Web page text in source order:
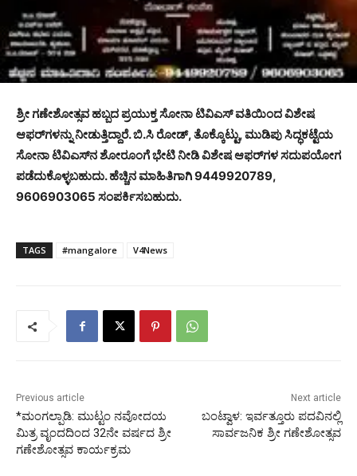
ಶ್ರೀ ಗಣೇಶೋತ್ಸವ ಹಬ್ಬದ ಪ್ರಯುಕ್ತ ಸೋನಾ ಟಿವಿಎಸ್ ವತಿಯಿಂದ ವಿಶೇಷ
ಆಫರ್‌ಗಳನ್ನು ನೀಡುತ್ತಿದ್ದಾರೆ. ಬಿ.ಸಿ ರೋಡ್, ತೊಕ್ಕೊಟ್ಟು, ಮುಡಿಪು ಸಿದ್ಧಕಟ್ಟೆಯ
ಸೋನಾ ಟಿವಿಎಸ್‌ನ ಶೋರೂಂಗೆ ಭೇಟಿ ನೀಡಿ ವಿಶೇಷ ಆಫರ್‌ಗಳ ಸದುಪಯೋಗ
ಪಡೆದುಕೊಳ್ಳಬಹುದು. ಹೆಚ್ಚಿನ ಮಾಹಿತಿಗಾಗಿ 9449920789,
9606903065 ಸಂಪರ್ಕಿಸಬಹುದು.
TAGS #mangalore V4News
Previous article
*ಮಂಗಲ್ಪಾಡಿ: ಮುಟ್ಟಂ ನವೋದಯ
ಮಿತ್ರ ವೃಂದದಿಂದ 32ನೇ ವರ್ಷದ ಶ್ರೀ
ಗಣೇಶೋತ್ಸವ ಕಾರ್ಯಕ್ರಮ
Next article
ಬಂಟ್ವಾಳ: ಇರ್ವತ್ತೂರು ಪದವಿನಲ್ಲಿ
ಸಾರ್ವಜನಿಕ ಶ್ರೀ ಗಣೇಶೋತ್ಸವ